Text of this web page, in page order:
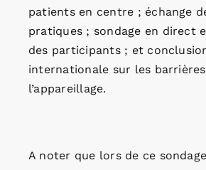
patients en centre ; échange
pratiques ; sondage en direct
des participants ; et
internationale sur les
l’appareillage.
A noter que lors de ce